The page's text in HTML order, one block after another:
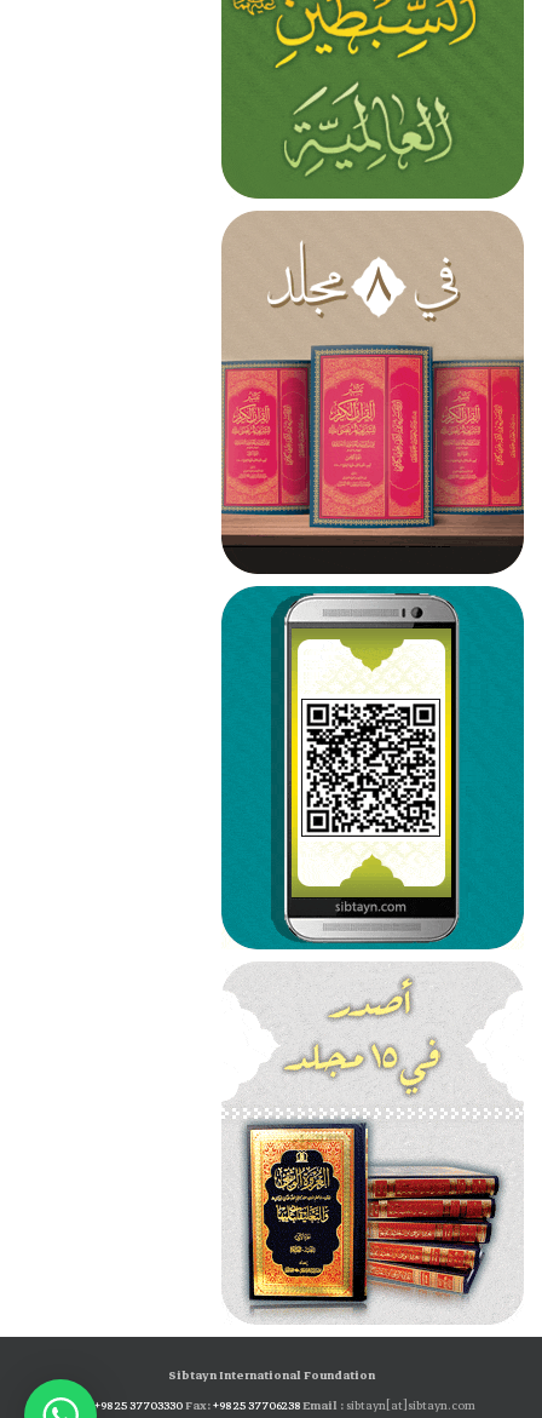
Sibtayn International Foundation
Tel:
+98 25 37703330Fax:+98 25 37706238Email :sibtayn[at]sibtayn.com